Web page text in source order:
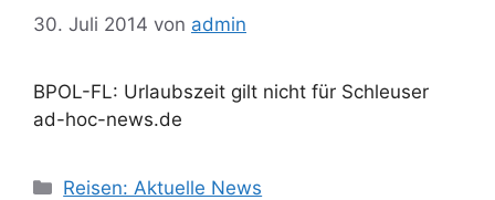
30. Juli 2014 von admin
BPOL-FL: Urlaubszeit gilt nicht für Schleuser
ad-hoc-news.de
Kategorien
Reisen: Aktuelle News